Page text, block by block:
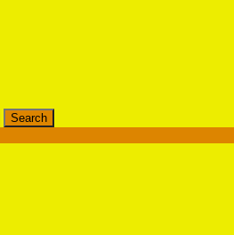
Search